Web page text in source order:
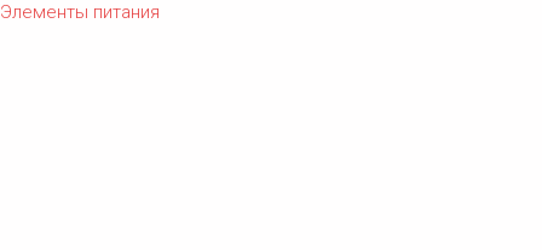
Элементы питания